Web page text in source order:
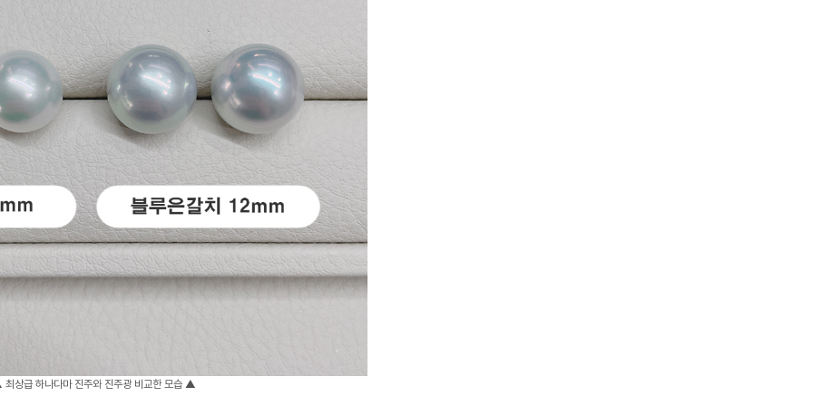
상급 하나다마 진주와 진주광 비교한 모습 ▲